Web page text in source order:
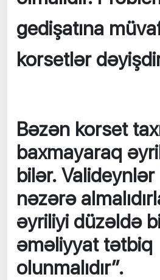
gedişatına
korsetlər
Bəzən korset
baxmayaraq
bilər.
nəzərə
əyriliyi düzəldə
əməliyyat tətbiq
olunmalıdır”.